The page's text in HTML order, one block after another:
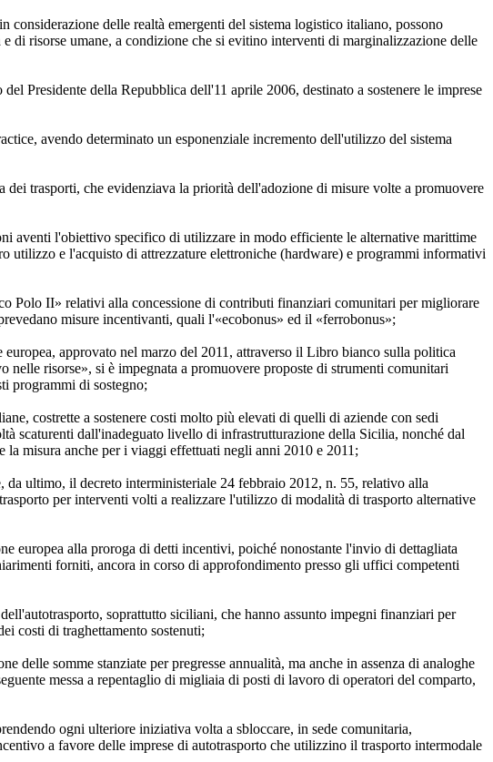
delle realtà emergenti del sistema logistico italiano, possono
di risorse umane, a condizione che si evitino interventi di marginalizzazione delle
Presidente della Repubblica dell'11 aprile 2006, destinato a sostenere le imprese
avendo determinato un esponenziale incremento dell'utilizzo del sistema
trasporti, che evidenziava la priorità dell'adozione di misure volte a promuovere
aventi l'obiettivo specifico di utilizzare in modo efficiente le alternative marittime
utilizzo e l'acquisto di attrezzature elettroniche (hardware) e programmi informativi
Polo II» relativi alla concessione di contributi finanziari comunitari per migliorare
misure incentivanti, quali l'«ecobonus» ed il «ferrobonus»;
approvato nel marzo del 2011, attraverso il Libro bianco sulla politica
risorse», si è impegnata a promuovere proposte di strumenti comunitari
programmi di sostegno;
costrette a sostenere costi molto più elevati di quelli di aziende con sedi
scaturenti dall'inadeguato livello di infrastrutturazione della Sicilia, nonché dal
misura anche per i viaggi effettuati negli anni 2010 e 2011;
ultimo, il decreto interministeriale 24 febbraio 2012, n. 55, relativo alla
per interventi volti a realizzare l'utilizzo di modalità di trasporto alternative
europea alla proroga di detti incentivi, poiché nonostante l'invio di dettagliata
forniti, ancora in corso di approfondimento presso gli uffici competenti
soprattutto siciliani, che hanno assunto impegni finanziari per
costi di traghettamento sostenuti;
somme stanziate per pregresse annualità, ma anche in assenza di analoghe
messa a repentaglio di migliaia di posti di lavoro di operatori del comparto,
ogni ulteriore iniziativa volta a sbloccare, in sede comunitaria,
a favore delle imprese di autotrasporto che utilizzino il trasporto intermodale